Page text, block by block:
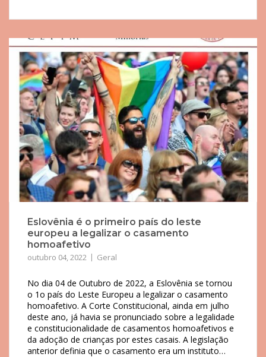
Eslovênia é o primeiro país do leste
europeu a legalizar o casamento
homoafetivo
outubro 04, 2022 Geral
No dia 04 de Outubro de 2022, a Eslovênia se tornou
o 1o país do Leste Europeu a legalizar o casamento
homoafetivo. A Corte Constitucional, ainda em julho
deste ano, já havia se pronunciado sobre a legalidade
e constitucionalidade de casamentos homoafetivos e
da adoção de crianças por estes casais. A legislação
anterior definia que o casamento era um instituto…